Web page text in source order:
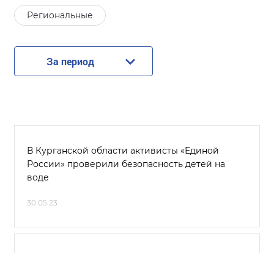
Региональные
За период
В Курганской области активисты «Единой
России» проверили безопасность детей на
воде
30.05.23